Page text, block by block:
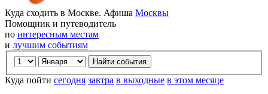
Куда сходить в Москве. Афиша Москвы
Помощник и путеводитель
по интересным местам
и лучшим событиям
Куда пойти сегодня завтра в выходные в этом месяце